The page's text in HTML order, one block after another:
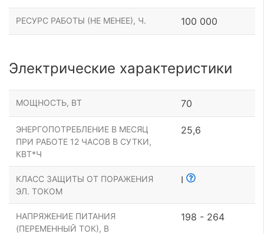
РЕСУРС РАБОТЫ (НЕ МЕНЕЕ), Ч. 100 000
Электрические характеристики
МОЩНОСТЬ, ВТ 70
ЭНЕРГОПОТРЕБЛЕНИЕ В МЕСЯЦ
ПРИ РАБОТЕ 12 ЧАСОВ В СУТКИ,
КВТ*Ч
25,6
КЛАСС ЗАЩИТЫ ОТ ПОРАЖЕНИЯ
ЭЛ. ТОКОМ
I
НАПРЯЖЕНИЕ ПИТАНИЯ
(ПЕРЕМЕННЫЙ ТОК), В
198 - 264